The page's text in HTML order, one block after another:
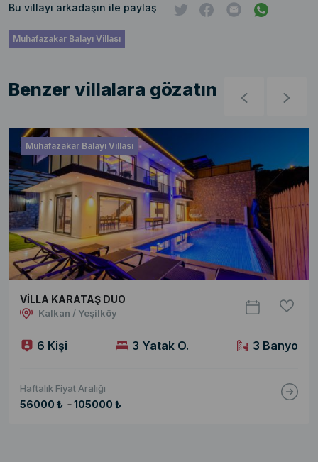
Bu villayı arkadaşın ile paylaş
Muhafazakar Balayı Villası
Benzer villalara gözatın
Muhafazakar Balayı Villası
VİLLA KARATAŞ DUO
Kalkan / Yeşilköy
6 Kişi 3 Yatak O. 3 Banyo
Haftalık Fiyat Aralığı
56000 ₺ - 105000 ₺